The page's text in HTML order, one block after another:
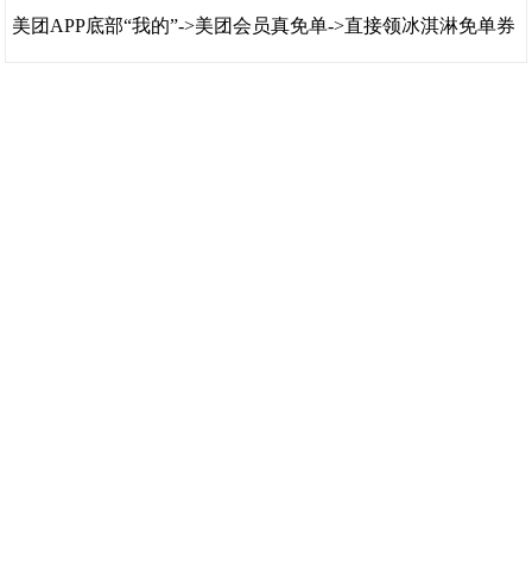
美团APP底部“我的”->美团会员真免单->直接领冰淇淋免单券